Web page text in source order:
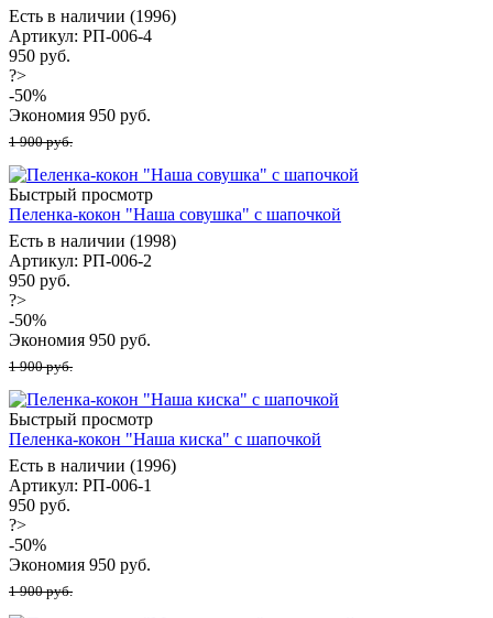
Есть в наличии (1996)
Артикул: РП-006-4
950 руб.
?>
-50%
Экономия 950 руб.
1 900 руб.
Быстрый просмотр
Пеленка-кокон "Наша совушка" с шапочкой
Есть в наличии (1998)
Артикул: РП-006-2
950 руб.
?>
-50%
Экономия 950 руб.
1 900 руб.
Быстрый просмотр
Пеленка-кокон "Наша киска" с шапочкой
Есть в наличии (1996)
Артикул: РП-006-1
950 руб.
?>
-50%
Экономия 950 руб.
1 900 руб.